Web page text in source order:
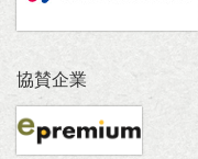
協賛企業